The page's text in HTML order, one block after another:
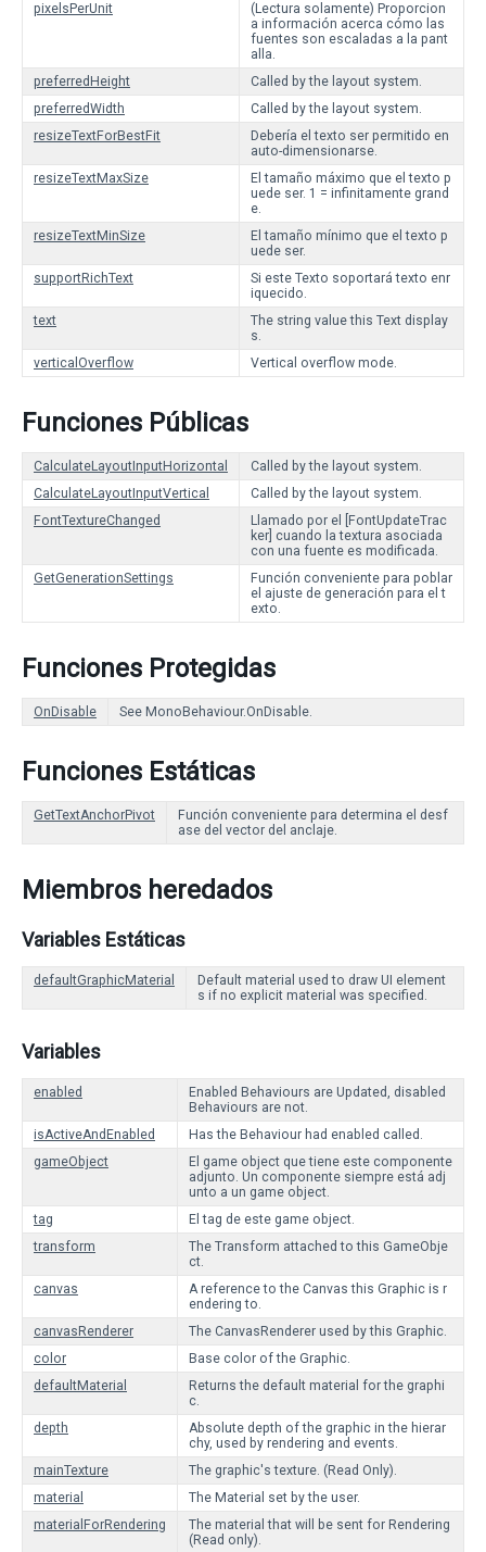
pixelsPerUnit
(Lectura solamente) Proporcion
a información acerca cómo las
fuentes son escaladas a la pant
alla.
preferredHeight
Called by the layout system.
preferredWidth
Called by the layout system.
resizeTextForBestFit
Debería el texto ser permitido en
auto-dimensionarse.
resizeTextMaxSize
El tamaño máximo que el texto p
uede ser. 1 = infinitamente grand
e.
resizeTextMinSize
El tamaño mínimo que el texto p
uede ser.
supportRichText
Si este Texto soportará texto enr
iquecido.
text
The string value this Text display
s.
verticalOverflow
Vertical overflow mode.
Funciones Públicas
CalculateLayoutInputHorizontal
Called by the layout system.
CalculateLayoutInputVertical
Called by the layout system.
FontTextureChanged
Llamado por el [FontUpdateTrac
ker] cuando la textura asociada
con una fuente es modificada.
GetGenerationSettings
Función conveniente para poblar
el ajuste de generación para el t
exto.
Funciones Protegidas
OnDisable See MonoBehaviour.OnDisable.
Funciones Estáticas
GetTextAnchorPivot
Función conveniente para determina el desf
ase del vector del anclaje.
Miembros heredados
Variables Estáticas
defaultGraphicMaterial
Default material used to draw UI element
s if no explicit material was specified.
Variables
enabled
Enabled Behaviours are Updated, disabled
Behaviours are not.
isActiveAndEnabled
Has the Behaviour had enabled called.
gameObject
El game object que tiene este componente
adjunto. Un componente siempre está adj
unto a un game object.
tag
El tag de este game object.
transform
The Transform attached to this GameObje
ct.
canvas
A reference to the Canvas this Graphic is r
endering to.
canvasRenderer
The CanvasRenderer used by this Graphic.
color
Base color of the Graphic.
defaultMaterial
Returns the default material for the graphi
c.
depth
Absolute depth of the graphic in the hierar
chy, used by rendering and events.
mainTexture
The graphic's texture. (Read Only).
material
The Material set by the user.
materialForRendering
The material that will be sent for Rendering
(Read only).